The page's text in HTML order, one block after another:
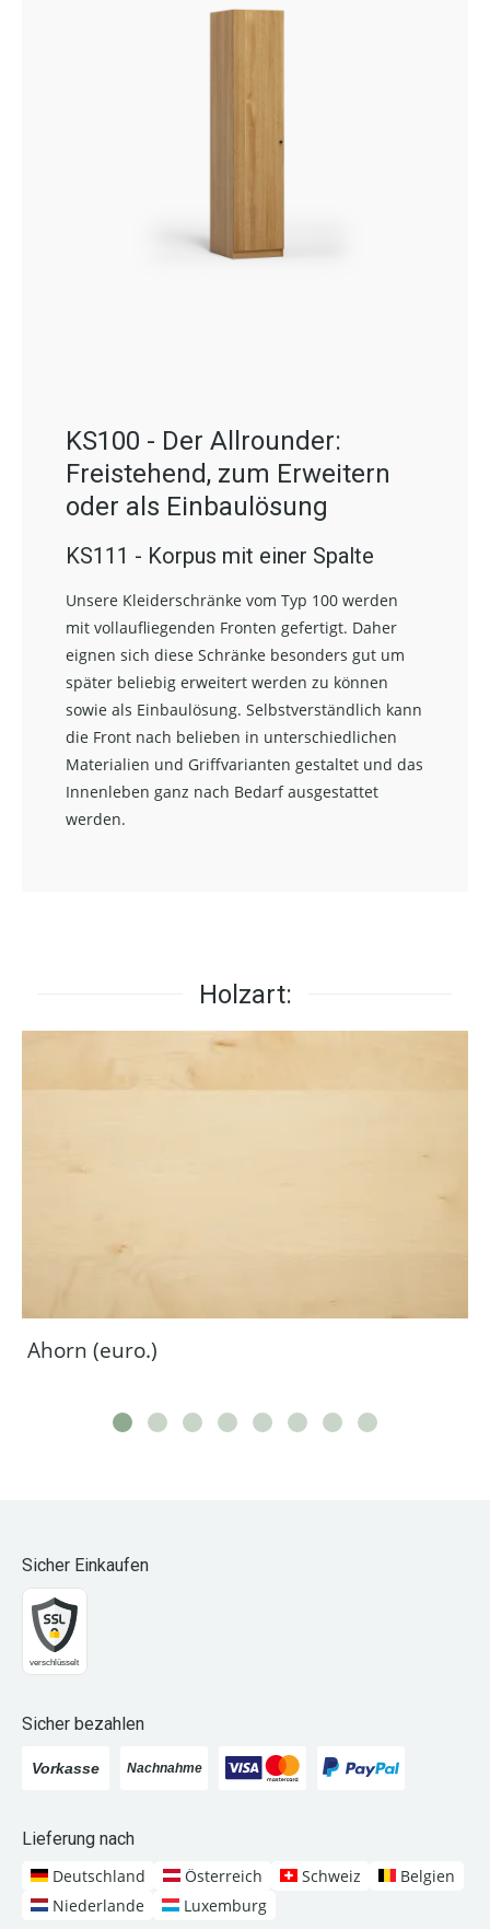
KS100 - Der Allrounder:
Freistehend, zum Erweitern
oder als Einbaulösung
KS111 - Korpus mit einer Spalte
Unsere Kleiderschränke vom Typ 100 werden
mit vollaufliegenden Fronten gefertigt. Daher
eignen sich diese Schränke besonders gut um
später beliebig erweitert werden zu können
sowie als Einbaulösung. Selbstverständlich kann
die Front nach belieben in unterschiedlichen
Materialien und Griffvarianten gestaltet und das
Innenleben ganz nach Bedarf ausgestattet
werden.
Holzart:
Ahorn (euro.)
Sicher Einkaufen
Sicher bezahlen
Lieferung nach
Deutschland
Österreich Schweiz
Belgien
Niederlande
Luxemburg